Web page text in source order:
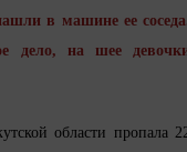
в машине ее
дело, на шее
области пропала